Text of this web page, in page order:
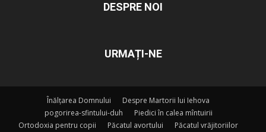
DESPRE NOI
URMAȚI-NE
Înălțarea Domnului
Despre Martorii lui Iehova
pogorirea-sfintului-duh
Piedici în calea mîntuirii
Ortodoxia pentru copii
Păcatul avortului Păcatul vrăjitoriilor